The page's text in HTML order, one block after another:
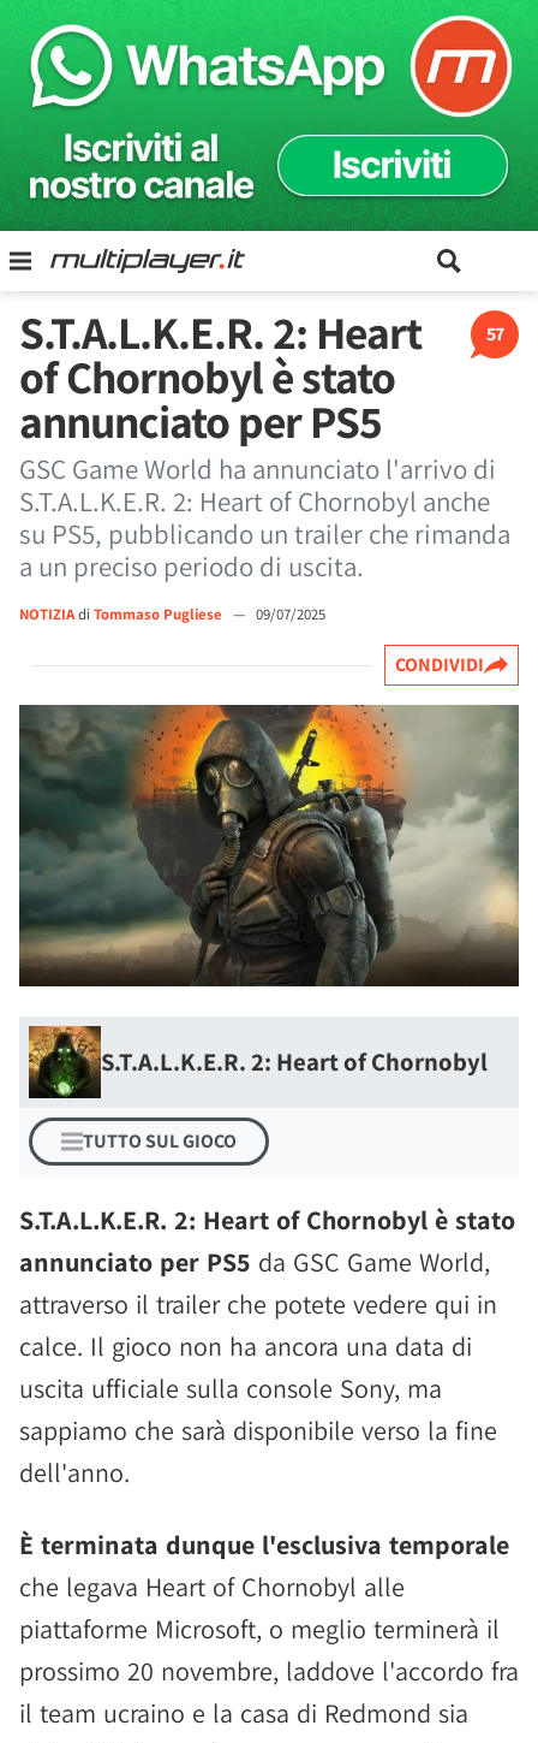
57
S.T.A.L.K.E.R. 2: Heart
of Chornobyl è stato
annunciato per PS5
GSC Game World ha annunciato l'arrivo di
S.T.A.L.K.E.R. 2: Heart of Chornobyl anche
su PS5, pubblicando un trailer che rimanda
a un preciso periodo di uscita.
NOTIZIAdi Tommaso Pugliese — 09/07/2025
CONDIVIDI
S.T.A.L.K.E.R. 2: Heart of Chornobyl
TUTTO SUL GIOCO
S.T.A.L.K.E.R. 2: Heart of Chornobyl è stato
annunciato per PS5 da GSC Game World,
attraverso il trailer che potete vedere qui in
calce. Il gioco non ha ancora una data di
uscita ufficiale sulla console Sony, ma
sappiamo che sarà disponibile verso la fine
dell'anno.
È terminata dunque l'esclusiva temporale
che legava Heart of Chornobyl alle
piattaforme Microsoft, o meglio terminerà il
prossimo 20 novembre, laddove l'accordo fra
il team ucraino e la casa di Redmond sia